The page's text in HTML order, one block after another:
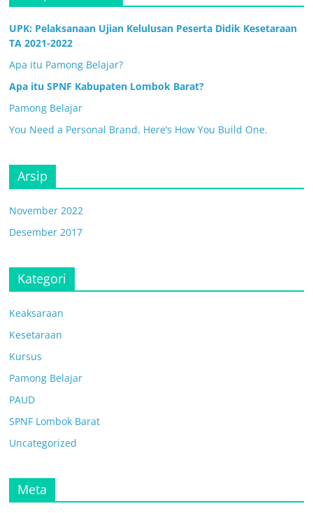
UPK: Pelaksanaan Ujian Kelulusan Peserta Didik Kesetaraan
TA 2021-2022
Apa itu Pamong Belajar?
Apa itu SPNF Kabupaten Lombok Barat?
Pamong Belajar
You Need a Personal Brand. Here’s How You Build One.
Arsip
November 2022
Desember 2017
Kategori
Keaksaraan
Kesetaraan
Kursus
Pamong Belajar
PAUD
SPNF Lombok Barat
Uncategorized
Meta